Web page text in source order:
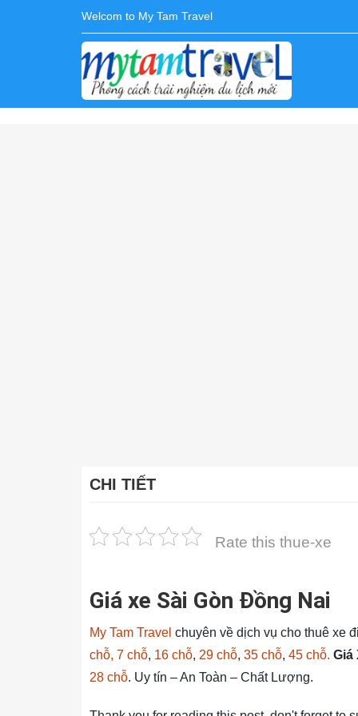
Welcom to My Tam Travel
CHI TIẾT
Rate this thue-xe
Giá xe Sài Gòn Đồng Nai
My Tam Travel chuyên về dịch vụ cho thuê xe
chỗ, 7 chỗ, 16 chỗ, 29 chỗ, 35 chỗ, 45 chỗ. Giá
28 chỗ. Uy tín – An Toàn – Chất Lượng.